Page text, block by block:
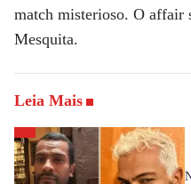
match misterioso. O affair
Mesquita.
Leia Mais